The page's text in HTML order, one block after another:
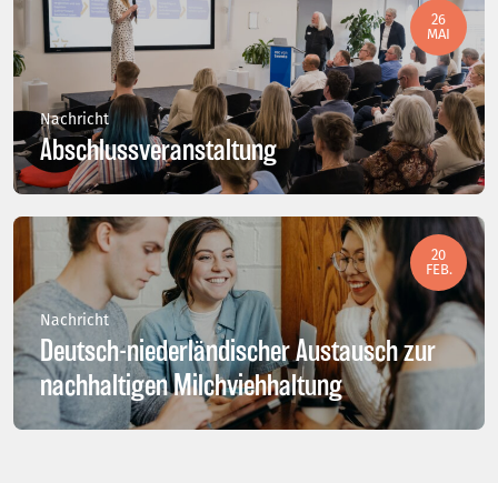
26
MAI
Nachricht
Abschlussveranstaltung
20
FEB.
Nachricht
Deutsch-niederländischer Austausch zur
nachhaltigen Milchviehhaltung